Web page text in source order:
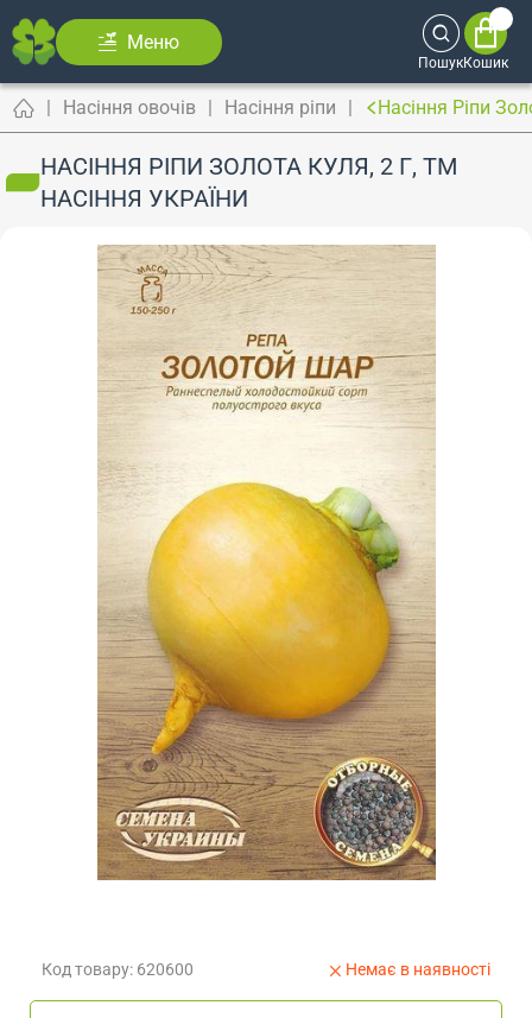
Меню
ПошукКошик
Насіння овочів Насіння ріпи Насіння Ріпи
НАСІННЯ РІПИ ЗОЛОТА КУЛЯ, 2 Г, ТМ
НАСІННЯ УКРАЇНИ
Код товару: 620600 Немає в наявності